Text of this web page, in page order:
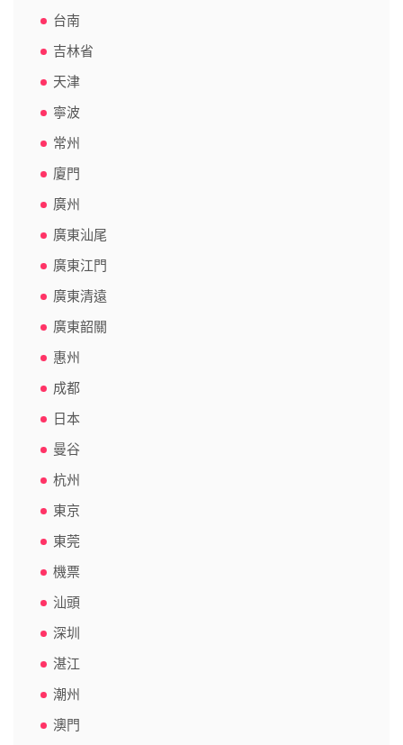
台南
吉林省
天津
寧波
常州
廈門
廣州
廣東汕尾
廣東江門
廣東清遠
廣東韶關
惠州
成都
日本
曼谷
杭州
東京
東莞
機票
汕頭
深圳
湛江
潮州
澳門